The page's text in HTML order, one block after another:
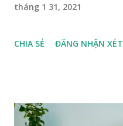
tháng 1 31, 2021
CHIA SẺ ĐĂNG NHẬN XÉT